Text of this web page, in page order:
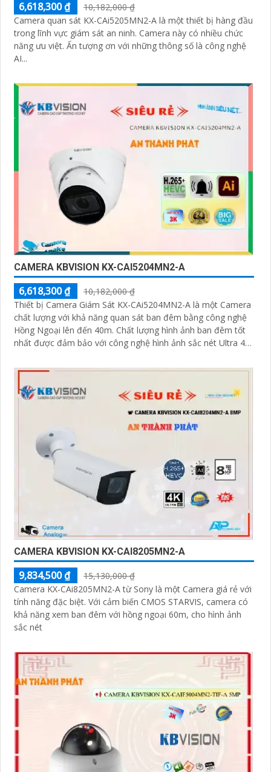
6,618,300 ₫
10,182,000 ₫
Camera quan sát KX-CAi5205MN2-A là một thiết bị hàng đầu
trong lĩnh vực giám sát an ninh. Camera này có nhiều chức
năng ưu việt. Ấn tượng ơn với những thông số là công nghệ
AI...
CAMERA KBVISION KX-CAI5204MN2-A
6,618,300 ₫
10,182,000 ₫
Thiết bị Camera Giám Sát KX-CAi5204MN2-A là một Camera
chất lượng với khả năng quan sát ban đêm bằng công nghệ
Hồng Ngoại lên đến 40m. Chất lượng hình ảnh ban đêm tốt
nhất được đảm bảo với công nghệ hình ảnh sắc nét Ultra 4k
CAMERA KBVISION KX-CAI8205MN2-A
9,834,500 ₫
15,130,000 ₫
Camera KX-CAi8205MN2-A từ Sony là một Camera giá rẻ với
tính năng đặc biệt. Với cảm biến CMOS STARVIS, camera có
khả năng xem ban đêm với hồng ngoại 60m, cho hình ảnh
sắc nét